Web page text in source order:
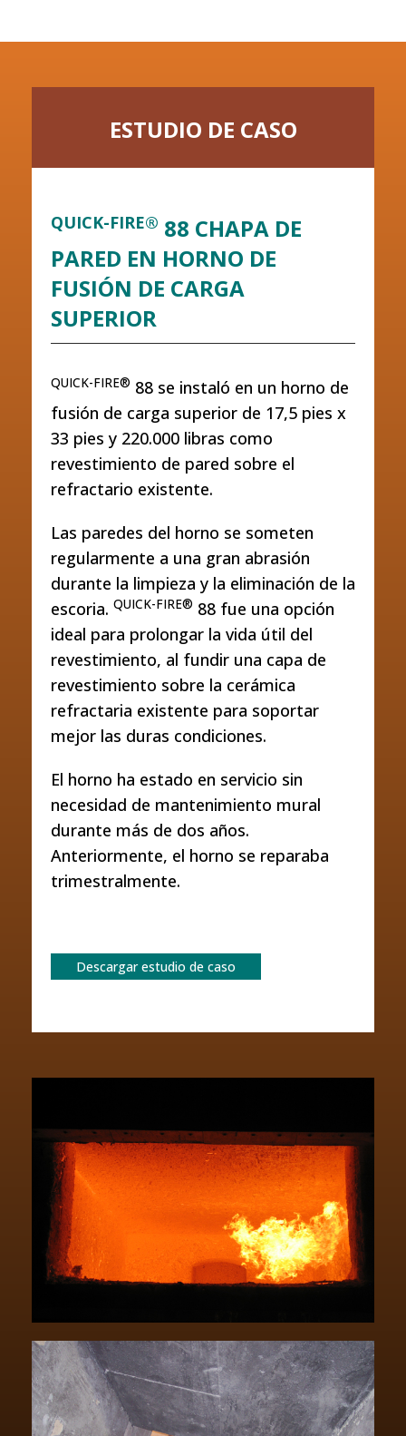
ESTUDIO DE CASO
QUICK-FIRE® 88 CHAPA DE
PARED EN HORNO DE
FUSIÓN DE CARGA
SUPERIOR
QUICK-FIRE® 88 se instaló en un horno de
fusión de carga superior de 17,5 pies x
33 pies y 220.000 libras como
revestimiento de pared sobre el
refractario existente.
Las paredes del horno se someten
regularmente a una gran abrasión
durante la limpieza y la eliminación de la
escoria. QUICK-FIRE® 88 fue una opción
ideal para prolongar la vida útil del
revestimiento, al fundir una capa de
revestimiento sobre la cerámica
refractaria existente para soportar
mejor las duras condiciones.
El horno ha estado en servicio sin
necesidad de mantenimiento mural
durante más de dos años.
Anteriormente, el horno se reparaba
trimestralmente.
Descargar estudio de caso